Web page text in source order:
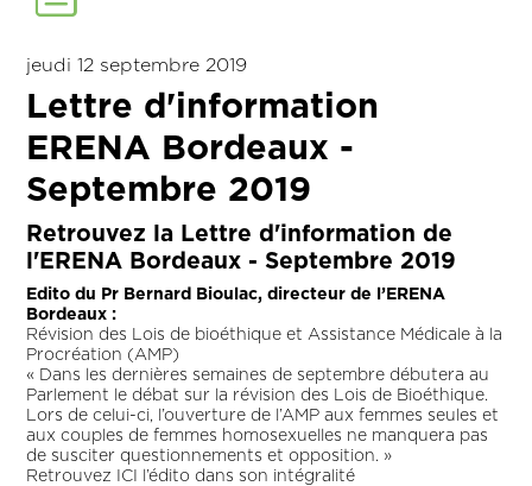
jeudi 12 septembre 2019
Lettre d'information
ERENA Bordeaux -
Septembre 2019
Retrouvez la Lettre d'information de
l'ERENA Bordeaux - Septembre 2019
Edito du Pr Bernard Bioulac, directeur de l’ERENA
Bordeaux :
Révision des Lois de bioéthique et Assistance Médicale à la
Procréation (AMP)
« Dans les dernières semaines de septembre débutera au
Parlement le débat sur la révision des Lois de Bioéthique.
Lors de celui-ci, l’ouverture de l’AMP aux femmes seules et
aux couples de femmes homosexuelles ne manquera pas
de susciter questionnements et opposition. »
Retrouvez ICI l’édito dans son intégralité